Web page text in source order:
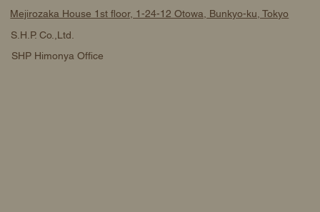
Mejirozaka House 1st floor, 1-24-12 Otowa, Bunkyo-ku, Tokyo
S.H.P. Co.,Ltd.
SHP Himonya Office